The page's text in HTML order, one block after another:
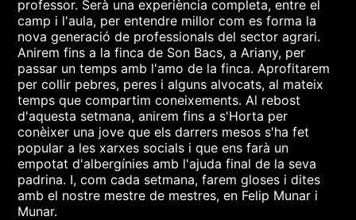
professor. Serà una experiència completa, entre el
camp i l'aula, per entendre millor com es forma la
nova generació de professionals del sector agrari.
Anirem fins a la finca de Son Bacs, a Ariany, per
passar un temps amb l'amo de la finca. Aprofitarem
per collir pebres, peres i alguns alvocats, al mateix
temps que compartim coneixements. Al rebost
d'aquesta setmana, anirem fins a s'Horta per
conèixer una jove que els darrers mesos s'ha fet
popular a les xarxes socials i que ens farà un
empotat d'albergínies amb l'ajuda final de la seva
padrina. I, com cada setmana, farem gloses i dites
amb el nostre mestre de mestres, en Felip Munar i
Munar.